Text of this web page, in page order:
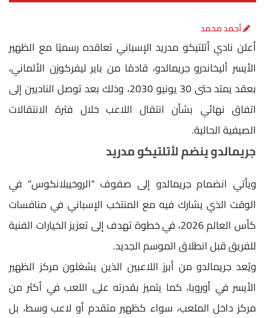
أحمد محمد
أعلن نادي أتلتيكو مدريد الإسباني تعاقده رسميًا مع الظهير
الأيسر أليخاندرو جريمالدو، قادمًا من باير ليفركوزن الألماني،
بعقد يمتد حتى 30 يونيو 2030، وذلك بعد توصل الناديين إلى
اتفاق نهائي بشأن انتقال اللاعب خلال فترة الانتقالات
الصيفية الحالية.
جريمالدو ينضم لأتلتيكو مدريد
ويأتي انضمام جريمالدو إلى صفوف "الروخيبلانكوس" في
الوقت الذي يشارك فيه مع المنتخب الإسباني في منافسات
كأس العالم 2026، في خطوة تهدف إلى تعزيز الخيارات الفنية
للفريق قبل انطلاق الموسم الجديد.
ويُعد جريمالدو من أبرز اللاعبين الذين يشغلون مركز الظهير
الأيسر في أوروبا، كما يتميز بقدرته على اللعب في أكثر من
مركز داخل الملعب، سواء كظهير متقدم أو لاعب وسط، بل